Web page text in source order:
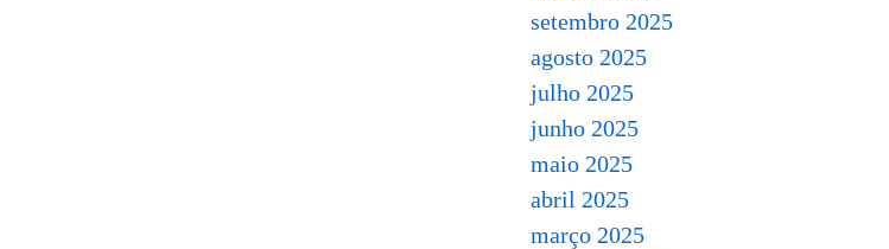
setembro 2025
agosto 2025
julho 2025
junho 2025
maio 2025
abril 2025
março 2025